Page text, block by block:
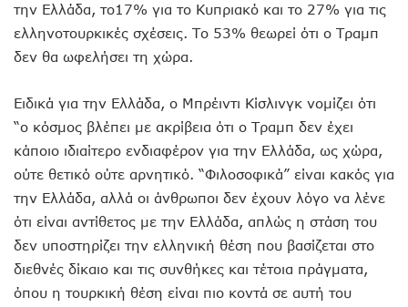
την Ελλάδα, το17% για το Κυπριακό και το 27% για τις
ελληνοτουρκικές σχέσεις. Το 53% θεωρεί ότι ο Τραμπ
δεν θα ωφελήσει τη χώρα.
Ειδικά για την Ελλάδα, ο Μπρέιντι Κίσλινγκ νομίζει ότι
“ο κόσμος βλέπει με ακρίβεια ότι ο Τραμπ δεν έχει
κάποιο ιδιαίτερο ενδιαφέρον για την Ελλάδα, ως χώρα,
ούτε θετικό ούτε αρνητικό. “Φιλοσοφικά” είναι κακός για
την Ελλάδα, αλλά οι άνθρωποι δεν έχουν λόγο να λένε
ότι είναι αντίθετος με την Ελλάδα, απλώς η στάση του
δεν υποστηρίζει την ελληνική θέση που βασίζεται στο
διεθνές δίκαιο και τις συνθήκες και τέτοια πράγματα,
όπου η τουρκική θέση είναι πιο κοντά σε αυτή του